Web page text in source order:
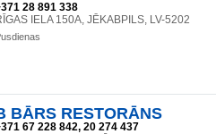
28 891 338
IELA 150A, JĒKABPILS, LV-5202
BĀRS RESTORĀNS
67 228 842, 20 274 437